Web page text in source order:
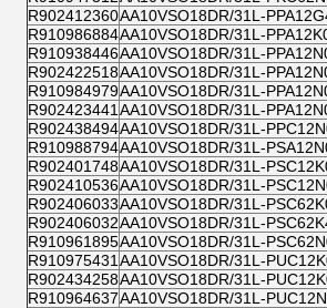
R902412360AA10VSO18DR/31L-
R910986884AA10VSO18DR/31L-
R910938446AA10VSO18DR/31L-
R902422518AA10VSO18DR/31L-
R910984979AA10VSO18DR/31L-
R902423441 AA10VSO18DR/31L-
R902438494AA10VSO18DR/31L-
R910988794AA10VSO18DR/31L-
R902401748AA10VSO18DR/31L-
R902410536AA10VSO18DR/31L-
R902406033AA10VSO18DR/31L-
R902406032AA10VSO18DR/31L-
R910961895AA10VSO18DR/31L-
R910975431 AA10VSO18DR/31L-
R902434258AA10VSO18DR/31L-
R910964637AA10VSO18DR/31L-